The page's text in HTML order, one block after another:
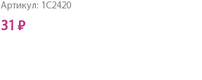
Артикул: 1C2420
31 ₽